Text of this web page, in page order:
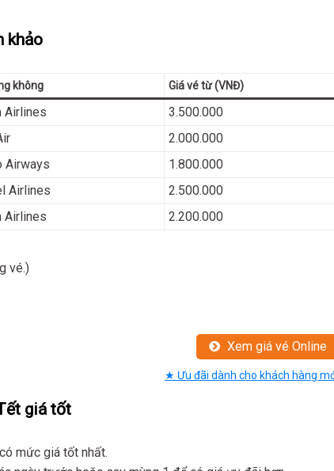
khảo
không Giá vé từ (VNĐ)
Airlines
3.500.000
2.000.000
Airways
1.800.000
Airlines
2.500.000
Airlines 2.200.000
vé.)
Xem giá vé Online
★ Ưu đãi dành cho khách hàng
giá tốt
mức giá tốt nhất.